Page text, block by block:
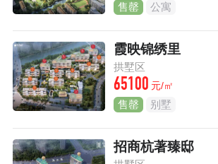
售罄 公寓
霞映锦绣里
拱墅区
65100 元/㎡
售罄 别墅
招商杭著臻邸